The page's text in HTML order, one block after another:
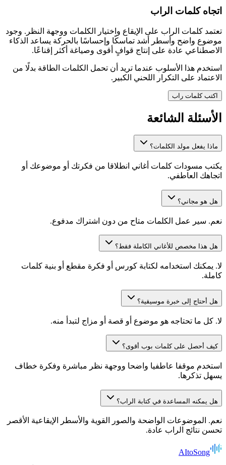
اتجاه كلمات الراب
تعتمد كلمات الراب على الإيقاع واختيار الكلمات ووجهة النظر. وجود
موضوع واضح وأسطر أشد تماسكًا وإحساسًا بالحركة يساعد الذكاء
الاصطناعي عادة على إنتاج قوافٍ أقوى وصياغة أكثر إقناعًا.
استخدم هذا الأسلوب عندما تريد أن تحمل الكلمات الطاقة بدلًا من
الاعتماد على التكرار اللحني الكبير.
اكتب كلمات راب
الأسئلة الشائعة
ماذا يفعل مولد الكلمات؟
يكتب مسودات كلمات أغاني انطلاقا من فكرتك أو موضوعك أو
اتجاهك العاطفي.
هل هو مجاني؟
نعم. سير عمل الكلمات متاح من دون اشتراك مدفوع.
هل هذا مخصص للأغاني الكاملة فقط؟
لا. يمكنك استخدامه لكتابة كورس أو فكرة مقطع أو بنية كلمات
كاملة.
هل أحتاج إلى خبرة موسيقية؟
لا. كل ما تحتاجه هو موضوع أو قصة أو مزاج لتبدأ منه.
كيف أحصل على كلمات بوب أقوى؟
استخدم موقفا عاطفيا واضحا ووجهة نظر مباشرة وفكرة خطاف
يسهل تذكرها.
هل يمكنه المساعدة في كتابة الراب؟
نعم. الموضوعات الواضحة والصور القوية والأسطر الإيقاعية الأقصر
تحسن نتائج الراب عادة.
AItoSong